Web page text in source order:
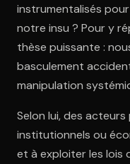
instrumentalisés
notre insu ? Pour y
thèse puissante :
basculement
manipulation
Selon lui, des
institutionnels ou
et à exploiter les lois